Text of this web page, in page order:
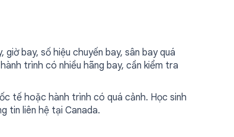
bay, số hiệu chuyến bay, sân bay quá
trình có nhiều hãng bay, cần kiểm tra
tế hoặc hành trình có quá cảnh. Học sinh
tin liên hệ tại Canada.